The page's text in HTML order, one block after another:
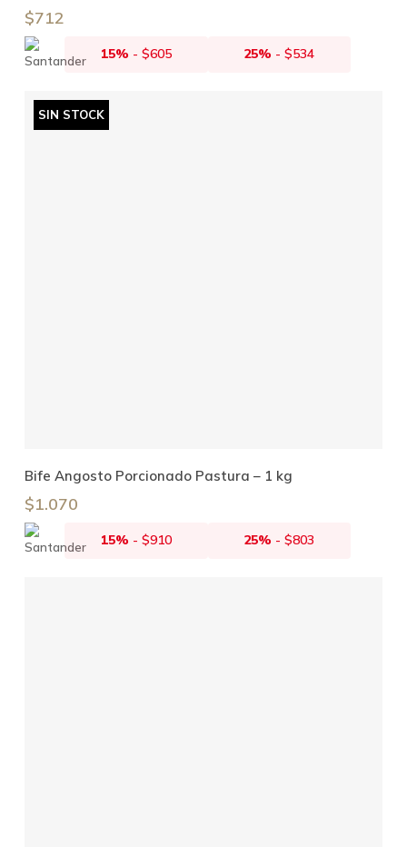
$712
15% - $605 25% -$534
SIN STOCK
Leer Más
Bife Angosto Porcionado Pastura – 1 kg
$1.070
15% - $910 25% -$803